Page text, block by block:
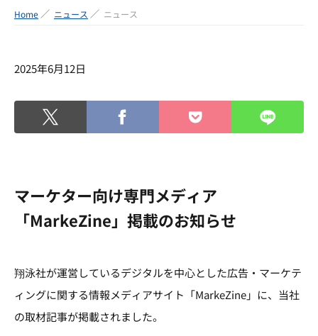
Home ニュース ニュース
2025年6月12日
マーケター向け専門メディア
「MarkeZine」掲載のお知らせ
翔泳社が運営しているデジタルを中心とした広告・マーケテ
ィングに関する情報メディアサイト「MarkeZine」に、当社
の取材記事が掲載されました。